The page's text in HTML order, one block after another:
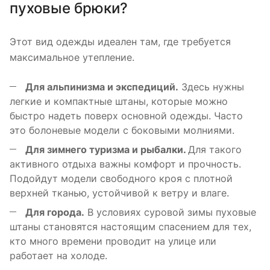
пуховые брюки?
Этот вид одежды идеален там, где требуется
максимальное утепление.
Для альпинизма и экспедиций. Здесь нужны
легкие и компактные штаны, которые можно
быстро надеть поверх основной одежды. Часто
это болоневые модели с боковыми молниями.
Для зимнего туризма и рыбалки. Для такого
активного отдыха важны комфорт и прочность.
Подойдут модели свободного кроя с плотной
верхней тканью, устойчивой к ветру и влаге.
Для города. В условиях суровой зимы пуховые
штаны становятся настоящим спасением для тех,
кто много времени проводит на улице или
работает на холоде.